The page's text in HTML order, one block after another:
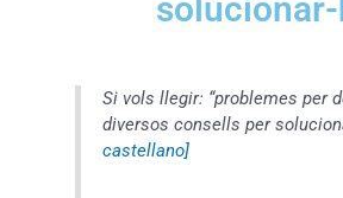
Si vols llegir: “problemes per
diversos consells per
castellano]